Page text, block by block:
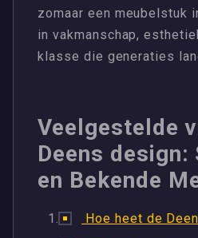
zomaar een meubelstuk
in vakmanschap,
klasse die generaties
Veelgestelde
Deens
en Bekende
Hoe heet de